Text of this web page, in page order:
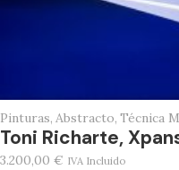
Pinturas, Abstracto, Técnica
Toni Richarte,
3.200,00 € IVA Incluido